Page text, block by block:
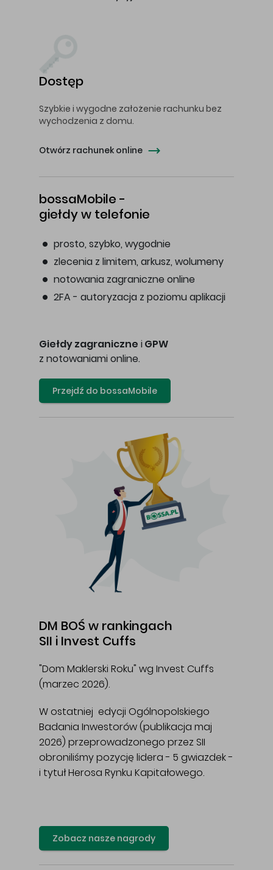
Dostęp
Szybkie i wygodne założenie rachunku bez
wychodzenia z domu.
Otwórz rachunek online
bossaMobile -
giełdy w telefonie
prosto, szybko, wygodnie
zlecenia z limitem, arkusz, wolumeny
notowania zagraniczne online
2FA - autoryzacja z poziomu aplikacji
Giełdy zagraniczne i GPW
z notowaniami online.
Przejdź do bossaMobile
DM BOŚ w rankingach
SII i Invest Cuffs
"Dom Maklerski Roku" wg Invest Cuffs
(marzec 2026).
W ostatniej edycji Ogólnopolskiego
Badania Inwestorów (publikacja maj
2026) przeprowadzonego przez SII
obroniliśmy pozycję lidera - 5 gwiazdek -
i tytuł Herosa Rynku Kapitałowego.
Zobacz nasze nagrody